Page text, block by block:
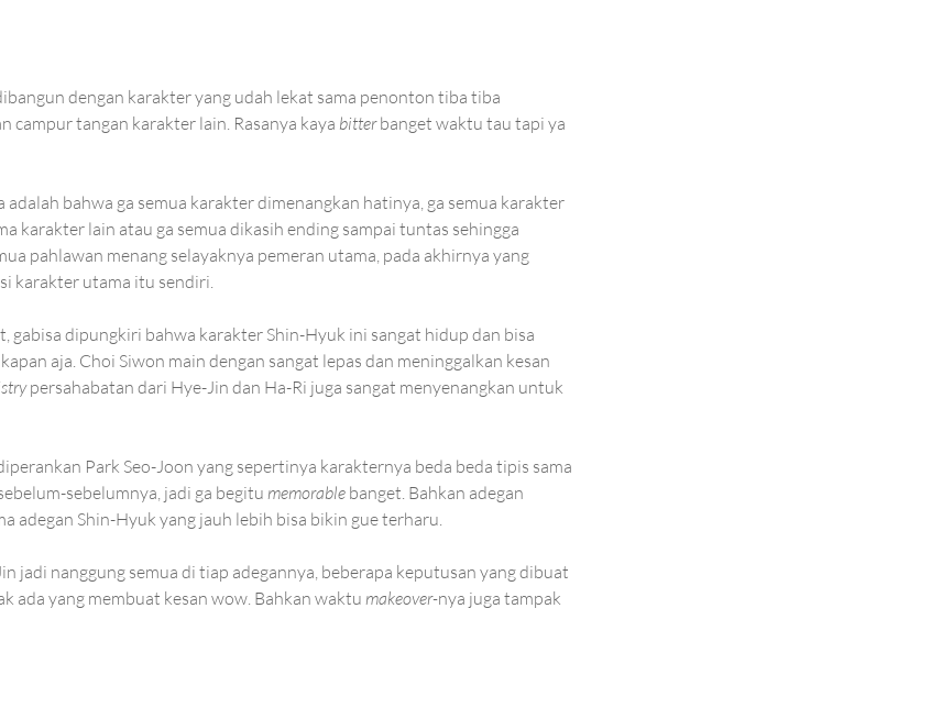
dengan karakter yang udah lekat sama penonton tiba tiba
campur tangan karakter lain. Rasanya kaya bitter banget waktu tau tapi ya
bahwa ga semua karakter dimenangkan hatinya, ga semua karakter
karakter lain atau ga semua dikasih ending sampai tuntas sehingga
pahlawan menang selayaknya pemeran utama, pada akhirnya yang
karakter utama itu sendiri.
gabisa dipungkiri bahwa karakter Shin-Hyuk ini sangat hidup dan bisa
aja. Choi Siwon main dengan sangat lepas dan meninggalkan kesan
persahabatan dari Hye-Jin dan Ha-Ri juga sangat menyenangkan untuk
Park Seo-Joon yang sepertinya karakternya beda beda tipis sama
sebelumnya, jadi ga begitu memorable banget. Bahkan adegan
adegan Shin-Hyuk yang jauh lebih bisa bikin gue terharu.
jadi nanggung semua di tiap adegannya, beberapa keputusan yang dibuat
ada yang membuat kesan wow. Bahkan waktu makeover-nya juga tampak